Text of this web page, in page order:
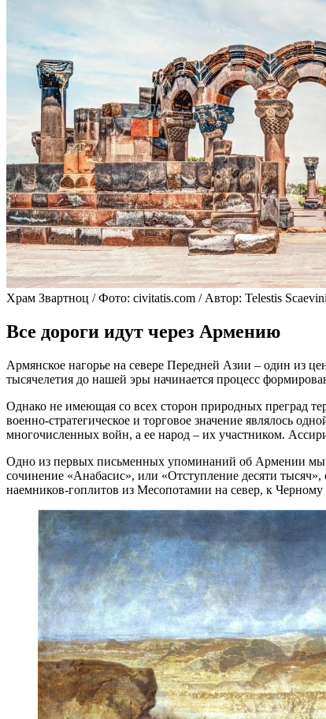
Храм Звартноц / Фото: civitatis.com / Автор: Telestis
Все дороги идут через Армению
Армянское нагорье на севере Передней Азии – один из
тысячелетия до нашей эры начинается процесс
Однако не имеющая со всех сторон природных преград
военно-стратегическое и торговое значение являлось
многочисленных войн, а ее народ – их участником.
Одно из первых письменных упоминаний об Армении мы
сочинение «Анабасис», или «Отступление десяти
наемников-гоплитов из Месопотамии на север, к